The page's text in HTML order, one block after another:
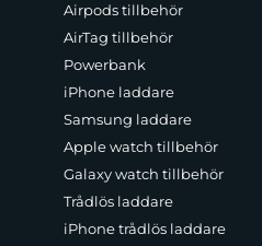
Airpods tillbehör
AirTag tillbehör
Powerbank
iPhone laddare
Samsung laddare
Apple watch tillbehör
Galaxy watch tillbehör
Trådlös laddare
iPhone trådlös laddare